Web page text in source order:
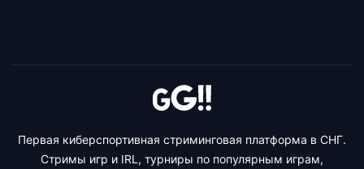
Первая киберспортивная стриминговая платформа в СНГ.
Стримы игр и IRL, турниры по популярным играм,